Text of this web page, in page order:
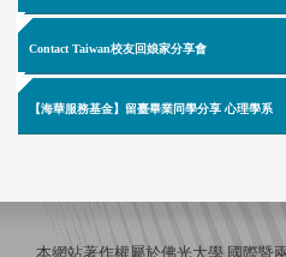
Contact Taiwan校友回娘家分享會
【海華服務基金】留臺畢業同學分享 心理學系
本網站著作權屬於佛光大學 國際暨